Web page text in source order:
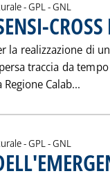
- GPL - GNL
la realizzazione di
traccia da
Calab...
- GPL - GNL